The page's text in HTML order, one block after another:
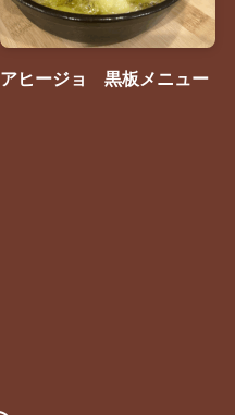
アヒージョ 黒板メニュー